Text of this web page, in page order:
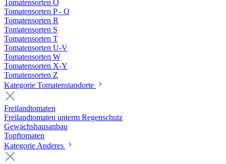
Tomatensorten O
Tomatensorten P - Q
Tomatensorten R
Tomatensorten S
Tomatensorten T
Tomatensorten U-V
Tomatensorten W
Tomatensorten X-Y
Tomatensorten Z
Kategorie Tomatenstandorte
Freilandtomaten
Freilandtomaten unterm Regenschutz
Gewächshausanbau
Topftomaten
Kategorie Anderes